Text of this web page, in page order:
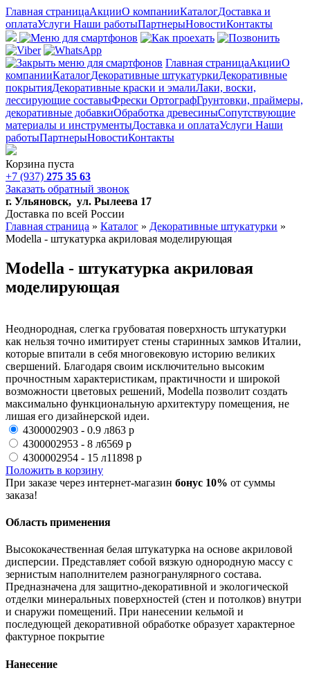
Главная страницаАкцииО компанииКаталогДоставка и
оплатаУслуги Наши работыПартнерыНовостиКонтакты
Главная страницаАкцииО
компанииКаталогДекоративные штукатуркиДекоративные
покрытияДекоративные краски и эмалиЛаки, воски,
лессирующие составыФрески ОртографГрунтовки, праймеры,
декоративные добавкиОбработка древесиныСопутствующие
материалы и инструментыДоставка и оплатаУслуги Наши
работыПартнерыНовостиКонтакты
Корзина пуста
+7 (937) 275 35 63
Заказать обратный звонок
г. Ульяновск, ул. Рылеева 17
Доставка по всей России
Главная страница » Каталог » Декоративные штукатурки »
Modella - штукатурка акриловая моделирующая
Modella - штукатурка акриловая
моделирующая
Неоднородная, слегка грубоватая поверхность штукатурки
как нельзя точно имитирует стены старинных замков Италии,
которые впитали в себя многовековую историю великих
свершений. Благодаря своим исключительно высоким
прочностным характеристикам, практичности и широкой
возможности цветовых решений, Modella позволит создать
максимально функциональную архитектуру помещения, не
лишая его дизайнерской идеи.
4300002903 - 0.9 л863 р
4300002953 - 8 л6569 р
4300002954 - 15 л11898 р
Положить в корзину
При заказе через интернет-магазин бонус 10% от суммы
заказа!
Область применения
Высококачественная белая штукатурка на основе акриловой
дисперсии. Представляет собой вязкую однородную массу с
зернистым наполнителем разногранулярного состава.
Предназначена для защитно-декоративной и экологической
отделки минеральных поверхностей (стен и потолков) внутри
и снаружи помещений. При нанесении кельмой и
последующей декоративной обработке образует характерное
фактурное покрытие
Нанесение